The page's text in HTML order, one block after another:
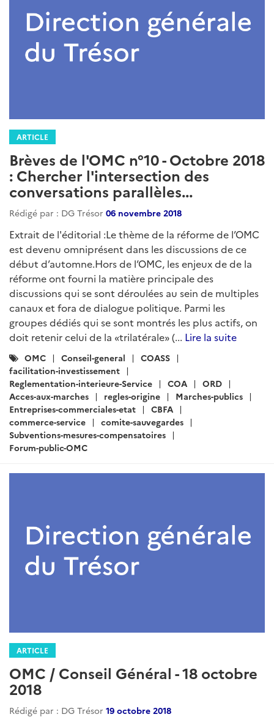
ARTICLE
Brèves de l'OMC n°10 - Octobre 2018
: Chercher l'intersection des
conversations parallèles...
Rédigé par : DG Trésor 06 novembre 2018
Extrait de l'éditorial :Le thème de la réforme de l’OMC
est devenu omniprésent dans les discussions de ce
début d’automne.Hors de l’OMC, les enjeux de de la
réforme ont fourni la matière principale des
discussions qui se sont déroulées au sein de multiples
canaux et fora de dialogue politique. Parmi les
groupes dédiés qui se sont montrés les plus actifs, on
doit retenir celui de la «trilatérale» (... Lire la suite
Catégories
:
OMC Conseil-general
COASS
facilitation-investissement
Reglementation-interieure-Service
COA
ORD
Acces-aux-marches
regles-origine
Marches-publics
Entreprises-commerciales-etat
CBFA
commerce-service
comite-sauvegardes
Subventions-mesures-compensatoires
Forum-public-OMC
ARTICLE
OMC / Conseil Général - 18 octobre
2018
Rédigé par : DG Trésor 19 octobre 2018